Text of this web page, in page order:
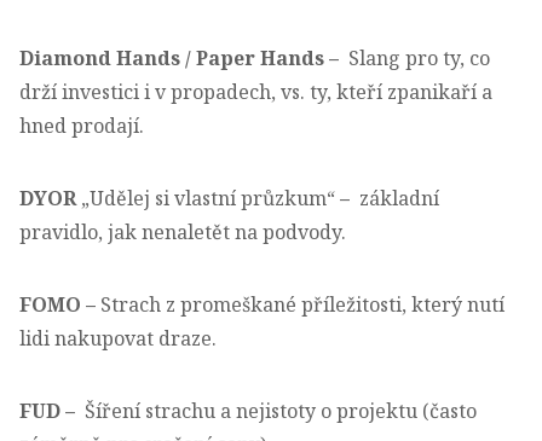
Diamond Hands / Paper Hands – Slang pro ty, co
drží investici i v propadech, vs. ty, kteří zpanikaří a
hned prodají.
DYOR„Udělej si vlastní průzkum“– základní
pravidlo, jak nenaletět na podvody.
FOMO – Strach z promeškané příležitosti, který nutí
lidi nakupovat draze.
FUD– Šíření strachu a nejistoty o projektu (často